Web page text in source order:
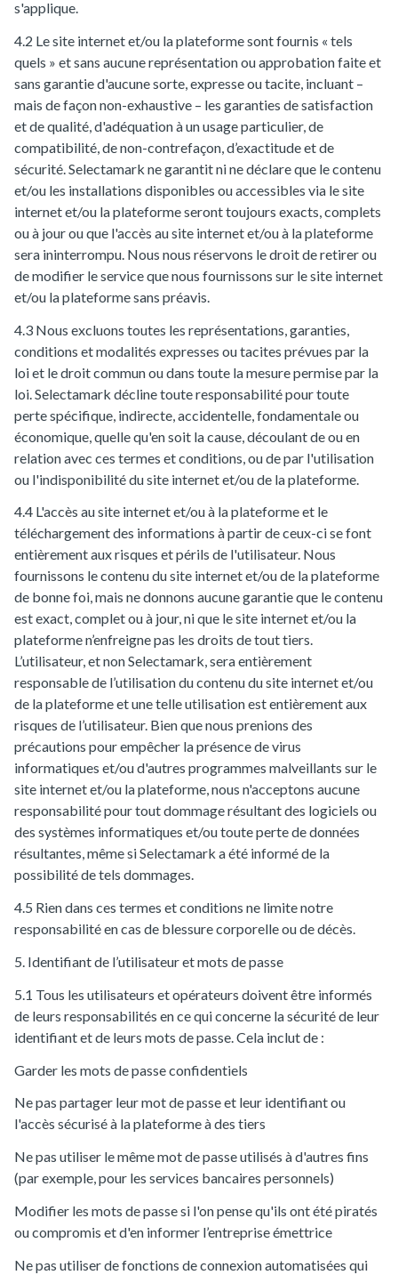
s'applique.
4.2 Le site internet et/ou la plateforme sont fournis « tels
quels » et sans aucune représentation ou approbation faite et
sans garantie d'aucune sorte, expresse ou tacite, incluant –
mais de façon non-exhaustive – les garanties de satisfaction
et de qualité, d'adéquation à un usage particulier, de
compatibilité, de non-contrefaçon, d’exactitude et de
sécurité. Selectamark ne garantit ni ne déclare que le contenu
et/ou les installations disponibles ou accessibles via le site
internet et/ou la plateforme seront toujours exacts, complets
ou à jour ou que l'accès au site internet et/ou à la plateforme
sera ininterrompu. Nous nous réservons le droit de retirer ou
de modifier le service que nous fournissons sur le site internet
et/ou la plateforme sans préavis.
4.3 Nous excluons toutes les représentations, garanties,
conditions et modalités expresses ou tacites prévues par la
loi et le droit commun ou dans toute la mesure permise par la
loi. Selectamark décline toute responsabilité pour toute
perte spécifique, indirecte, accidentelle, fondamentale ou
économique, quelle qu'en soit la cause, découlant de ou en
relation avec ces termes et conditions, ou de par l'utilisation
ou l'indisponibilité du site internet et/ou de la plateforme.
4.4 L'accès au site internet et/ou à la plateforme et le
téléchargement des informations à partir de ceux-ci se font
entièrement aux risques et périls de l'utilisateur. Nous
fournissons le contenu du site internet et/ou de la plateforme
de bonne foi, mais ne donnons aucune garantie que le contenu
est exact, complet ou à jour, ni que le site internet et/ou la
plateforme n’enfreigne pas les droits de tout tiers.
L’utilisateur, et non Selectamark, sera entièrement
responsable de l’utilisation du contenu du site internet et/ou
de la plateforme et une telle utilisation est entièrement aux
risques de l’utilisateur. Bien que nous prenions des
précautions pour empêcher la présence de virus
informatiques et/ou d'autres programmes malveillants sur le
site internet et/ou la plateforme, nous n'acceptons aucune
responsabilité pour tout dommage résultant des logiciels ou
des systèmes informatiques et/ou toute perte de données
résultantes, même si Selectamark a été informé de la
possibilité de tels dommages.
4.5 Rien dans ces termes et conditions ne limite notre
responsabilité en cas de blessure corporelle ou de décès.
5. Identifiant de l’utilisateur et mots de passe
5.1 Tous les utilisateurs et opérateurs doivent être informés
de leurs responsabilités en ce qui concerne la sécurité de leur
identifiant et de leurs mots de passe. Cela inclut de :
Garder les mots de passe confidentiels
Ne pas partager leur mot de passe et leur identifiant ou
l'accès sécurisé à la plateforme à des tiers
Ne pas utiliser le même mot de passe utilisés à d'autres fins
(par exemple, pour les services bancaires personnels)
Modifier les mots de passe si l'on pense qu'ils ont été piratés
ou compromis et d'en informer l’entreprise émettrice
Ne pas utiliser de fonctions de connexion automatisées qui